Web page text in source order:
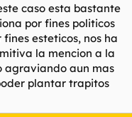
caso esta bastante
por fines politicos
esteticos, nos ha
la mencion a la
agraviando aun mas
plantar trapitos